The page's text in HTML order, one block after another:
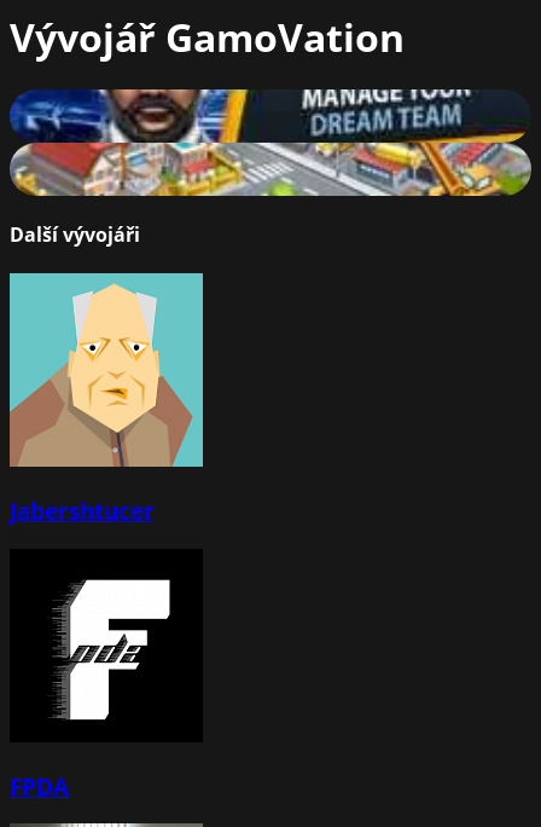
Vývojář GamoVation
Club Manager
83%
Mafia Battle
64%
Další vývojáři
Jabershtucer
FPDA